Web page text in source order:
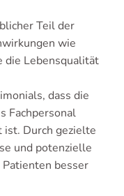
Teil der
wie
die Lebensqualität
dass die
Fachpersonal
ist. Durch gezielte
und potenzielle
besser